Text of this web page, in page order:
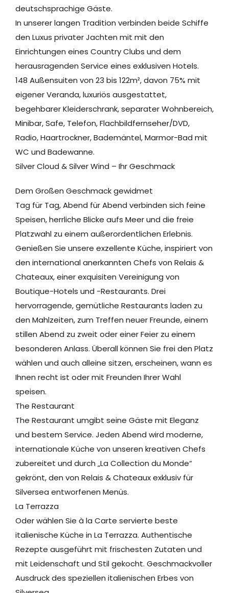
deutschsprachige Gäste.
In unserer langen Tradition verbinden beide Schiffe
den Luxus privater Jachten mit mit den
Einrichtungen eines Country Clubs und dem
herausragenden Service eines exklusiven Hotels.
148 Außensuiten von 23 bis 122m², davon 75% mit
eigener Veranda, luxuriös ausgestattet,
begehbarer Kleiderschrank, separater Wohnbereich,
Minibar, Safe, Telefon, Flachbildfernseher/DVD,
Radio, Haartrockner, Bademäntel, Marmor-Bad mit
WC und Badewanne.
Silver Cloud & Silver Wind – Ihr Geschmack
Dem Großen Geschmack gewidmet
Tag für Tag, Abend für Abend verbinden sich feine
Speisen, herrliche Blicke aufs Meer und die freie
Platzwahl zu einem außerordentlichen Erlebnis.
Genießen Sie unsere exzellente Küche, inspiriert von
den international anerkannten Chefs von Relais &
Chateaux, einer exquisiten Vereinigung von
Boutique-Hotels und -Restaurants. Drei
hervorragende, gemütliche Restaurants laden zu
den Mahlzeiten, zum Treffen neuer Freunde, einem
stillen Abend zu zweit oder einer Feier zu einem
besonderen Anlass. Überall können Sie frei den Platz
wählen und auch alleine sitzen, erscheinen, wann es
Ihnen recht ist oder mit Freunden Ihrer Wahl
speisen.
The Restaurant
The Restaurant umgibt seine Gäste mit Eleganz
und bestem Service. Jeden Abend wird moderne,
internationale Küche von unseren kreativen Chefs
zubereitet und durch „La Collection du Monde“
gekrönt, den von Relais & Chateaux exklusiv für
Silversea entworfenen Menüs.
La Terrazza
Oder wählen Sie à la Carte servierte beste
italienische Küche in La Terrazza. Authentische
Rezepte ausgeführt mit frischesten Zutaten und
mit Leidenschaft und Stil gekocht. Geschmackvoller
Ausdruck des speziellen italienischen Erbes von